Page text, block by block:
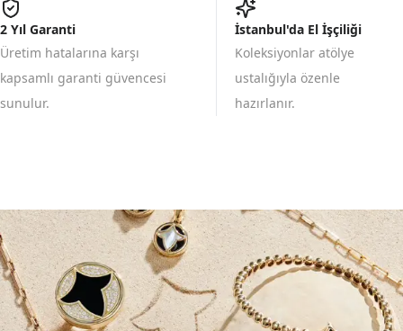
2 Yıl Garanti
Üretim hatalarına karşı
kapsamlı garanti güvencesi
sunulur.
İstanbul'da El İşçiliği
Koleksiyonlar atölye
ustalığıyla özenle
hazırlanır.